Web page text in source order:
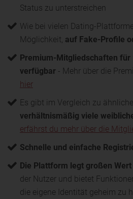
Status zu unterstreichen
Wie bei vielen Dating-
Möglichkeit, auf Fake-Profile
Premium-Mitgliedschaften für
verfügbar - Mehr über die
hier
Es gibt im Vergleich zu
verhältnismäßig viele
erfährst du mehr über die
Schnelle und einfache
Die Plattform legt großen
der Nutzer und bietet
die eigene Identität geheim zu